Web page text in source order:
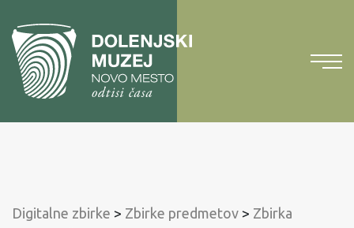
vsebinoNa
glavni
meni
Digitalne zbirke > Zbirke predmetov > Zbirka